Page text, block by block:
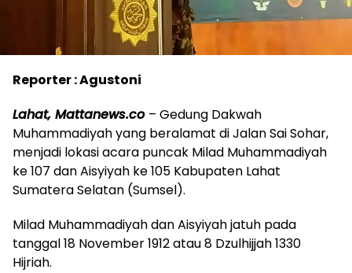
Reporter : Agustoni
Lahat, Mattanews.co – Gedung Dakwah
Muhammadiyah yang beralamat di Jalan Sai Sohar,
menjadi lokasi acara puncak Milad Muhammadiyah
ke 107 dan Aisyiyah ke 105 Kabupaten Lahat
Sumatera Selatan (Sumsel).
Milad Muhammadiyah dan Aisyiyah jatuh pada
tanggal 18 November 1912 atau 8 Dzulhijjah 1330
Hijriah.